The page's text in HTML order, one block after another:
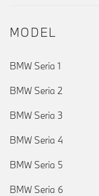
MODEL
BMW Seria 1
BMW Seria 2
BMW Seria 3
BMW Seria 4
BMW Seria 5
BMW Seria 6